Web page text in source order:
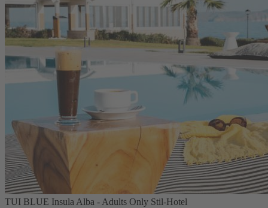
TUI BLUE Insula Alba - Adults Only Stil-Hotel